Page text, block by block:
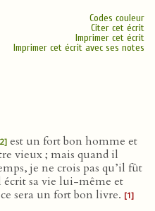
Codes couleur
Citer cet écrit
Imprimer cet écrit
Imprimer cet écrit avec ses notes
est un fort bon homme et
vieux ; mais quand il
je ne crois pas qu’il fût
écrit sa vie lui-même et
sera un fort bon livre. [1]